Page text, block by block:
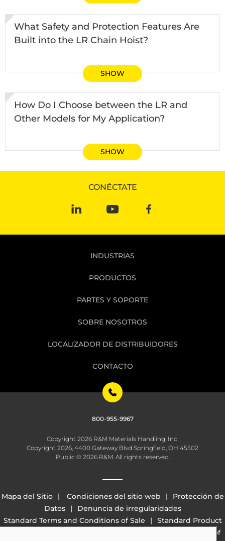
What Safety and Protection Features Are
Built into the LR Chain Hoist?
SHOW
How Do I Choose between the LR and
Other Models for My Application?
SHOW
CONÉCTATE
INDUSTRIAS
PRODUCTOS
PARTES Y SOPORTE
SOBRE NOSOTROS
LOCALIZADOR DE DISTRIBUIDORES
CONTACTO
800-955-9967
Copyright 2026 R&M Materials Handling, Inc.
Copyright 2026, 4400 Gateway Blvd Springfield, OH 45502
Public © 2026 R&M. All rights reserved.
Mapa del Sitio Condiciones del sitio web
Protección de
Datos
Denuncia de irregularidades
Standard Terms and Conditions of Sale
Standard Product
California Transparency in Supply Chains Act of